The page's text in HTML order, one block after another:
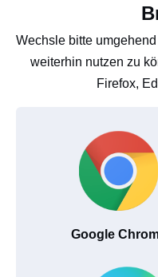
Wechsle bitte
weiterhin nutzen zu
Firefox,
Google